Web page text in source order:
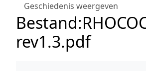
Geschiedenis weergeven
Bestand:
rev1.3.pdf